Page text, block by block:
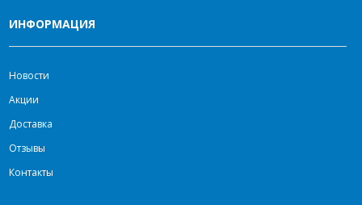
ИНФОРМАЦИЯ
Новости
Акции
Доставка
Отзывы
Контакты